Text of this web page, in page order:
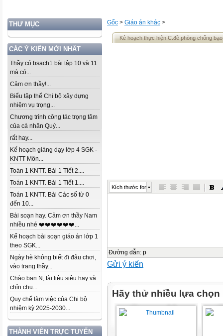
THƯ MỤC
CÁC Ý KIẾN MỚI NHẤT
Thầy có bsach1 bài tập 10 và 11
mà có...
Cảm ơn thầy!...
Biểu tập thể Chi bộ xây dựng
nhiệm vụ trọng...
Chương trình công tác trọng tâm
của cá nhân Quý...
rất hay...
Kế hoạch giảng dạy lớp 4 SGK -
KNTT Môn...
Toán 1 KNTT. Bài 1 Tiết 2....
Toán 1 KNTT. Bài 1 Tiết 1....
Toán 1 KNTT. Bài Các số từ 0
đến 10...
Bài soạn hay. Cảm ơn thầy Nam
nhiều nhé ❤️❤️❤️❤️❤️❤️...
Kế hoạch bài soạn giáo án lớp 1
theo SGK...
Ngày hè không biết đi đâu chơi,
vào trang thầy...
Chào bạn N, tài liệu siêu hay và
chỉn chu...
Quy chế làm việc của Chi bộ
nhiệm kỳ 2025-2030...
THÀNH VIÊN TRỰC TUYẾN
Gốc > Giáo án khác >
Kê hoạch thực hiện C.đề phòng chống
Kích thước font
Đường dẫn: p
Gửi ý kiến
Hãy thử nhiều lựa chọn